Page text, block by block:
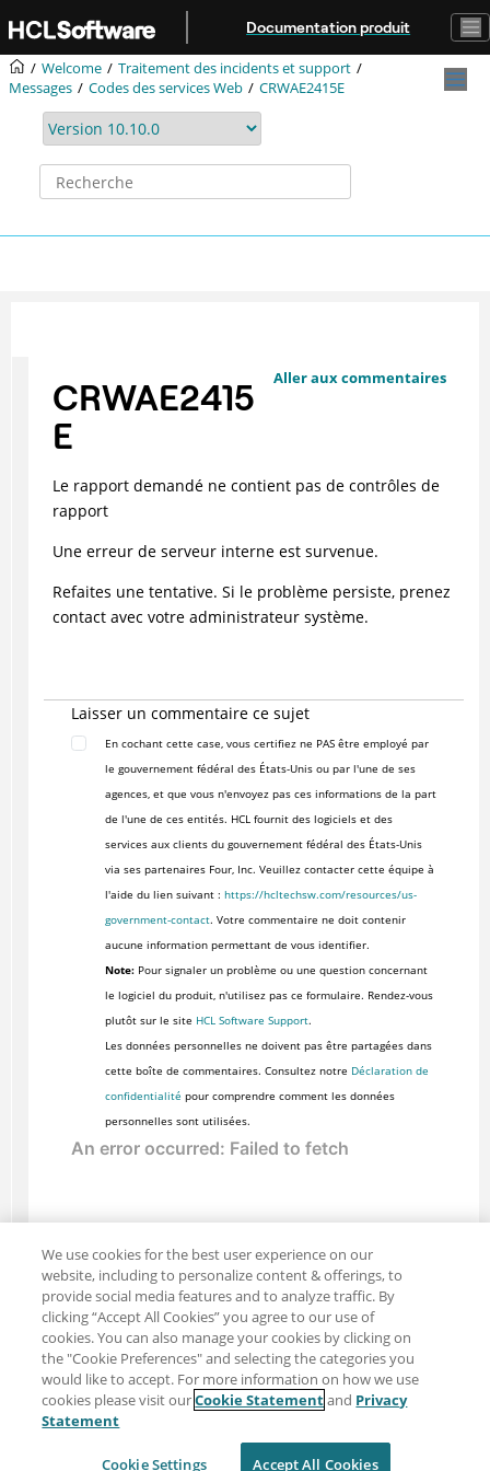
Aller au contenu principal
Documentation produit
Welcome
Traitement des incidents et support
Messages
Codes des services Web CRWAE2415E
Aller aux commentaires
CRWAE2415
E
Le rapport demandé ne contient pas de contrôles de
rapport
Une erreur de serveur interne est survenue.
Refaites une tentative. Si le problème persiste, prenez
contact avec votre administrateur système.
Laisser un commentaire ce sujet
En cochant cette case, vous certifiez ne PAS être employé par
le gouvernement fédéral des États-Unis ou par l'une de ses
agences, et que vous n'envoyez pas ces informations de la part
de l'une de ces entités. HCL fournit des logiciels et des
services aux clients du gouvernement fédéral des États-Unis
via ses partenaires Four, Inc. Veuillez contacter cette équipe à
l'aide du lien suivant : https://hcltechsw.com/resources/us-
government-contact. Votre commentaire ne doit contenir
aucune information permettant de vous identifier.
Note:Pour signaler un problème ou une question concernant
le logiciel du produit, n'utilisez pas ce formulaire. Rendez-vous
plutôt sur le site HCL Software Support.
Les données personnelles ne doivent pas être partagées dans
cette boîte de commentaires. Consultez notre Déclaration de
confidentialité pour comprendre comment les données
personnelles sont utilisées.
Partager : Courriel
Twitter
Clause de non-responsabilité
Intimité
We use cookies for the best user experience on our
website, including to personalize content & offerings, to
provide social media features and to analyze traffic. By
clicking “Accept All Cookies” you agree to our use of
cookies. You can also manage your cookies by clicking on
the "Cookie Preferences" and selecting the categories you
would like to accept. For more information on how we use
cookies please visit ourCookie Statementand Privacy
Statement
Cookie Settings Accept All Cookies